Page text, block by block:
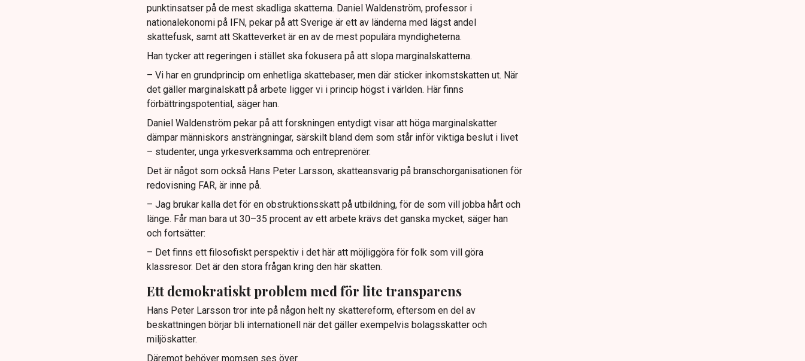
punktinsatser på de mest skadliga skatterna. Daniel Waldenström, professor i
nationalekonomi på IFN, pekar på att Sverige är ett av länderna med lägst andel
skattefusk, samt att Skatteverket är en av de mest populära myndigheterna.
Han tycker att regeringen i stället ska fokusera på att slopa marginalskatterna.
– Vi har en grundprincip om enhetliga skattebaser, men där sticker inkomstskatten ut. När
det gäller marginalskatt på arbete ligger vi i princip högst i världen. Här finns
förbättringspotential, säger han.
Daniel Waldenström pekar på att forskningen entydigt visar att höga marginalskatter
dämpar människors ansträngningar, särskilt bland dem som står inför viktiga beslut i livet
– studenter, unga yrkesverksamma och entreprenörer.
Det är något som också Hans Peter Larsson, skatteansvarig på branschorganisationen för
redovisning FAR, är inne på.
– Jag brukar kalla det för en obstruktionsskatt på utbildning, för de som vill jobba hårt och
länge. Får man bara ut 30–35 procent av ett arbete krävs det ganska mycket, säger han
och fortsätter:
– Det finns ett filosofiskt perspektiv i det här att möjliggöra för folk som vill göra
klassresor. Det är den stora frågan kring den här skatten.
Ett demokratiskt problem med för lite transparens
Hans Peter Larsson tror inte på någon helt ny skattereform, eftersom en del av
beskattningen börjar bli internationell när det gäller exempelvis bolagsskatter och
miljöskatter.
Däremot behöver momsen ses över.